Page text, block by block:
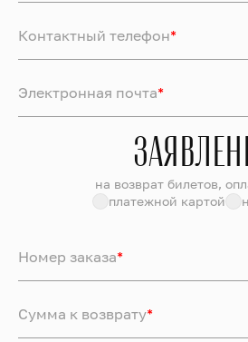
Контактный телефон*
Электронная почта*
на возврат билетов,
платежной картой
Номер заказа*
Сумма к возврату*